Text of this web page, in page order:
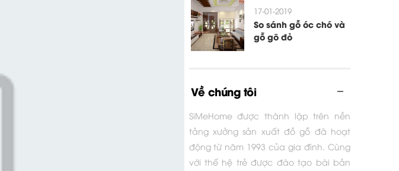
17-01-2019
So sánh gỗ óc chó và
gỗ gõ đỏ
Về chúng tôi
SiMeHome được thành lập trên nền
tảng xưởng sản xuất đồ gỗ đã hoạt
động từ năm 1993 của gia đình. Cùng
với thế hệ trẻ được đào tạo bài bản